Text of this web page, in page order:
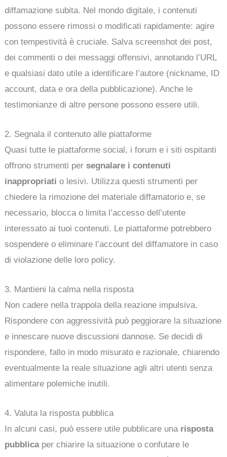
diffamazione subita. Nel mondo digitale, i contenuti
possono essere rimossi o modificati rapidamente: agire
con tempestività è cruciale. Salva screenshot dei post,
dei commenti o dei messaggi offensivi, annotando l’URL
e qualsiasi dato utile a identificare l’autore (nickname, ID
account, data e ora della pubblicazione). Anche le
testimonianze di altre persone possono essere utili.
2. Segnala il contenuto alle piattaforme
Quasi tutte le piattaforme social, i forum e i siti ospitanti
offrono strumenti persegnalare i contenuti
inappropriati o lesivi. Utilizza questi strumenti per
chiedere la rimozione del materiale diffamatorio e, se
necessario, blocca o limita l’accesso dell’utente
interessato ai tuoi contenuti. Le piattaforme potrebbero
sospendere o eliminare l’account del diffamatore in caso
di violazione delle loro policy.
3. Mantieni la calma nella risposta
Non cadere nella trappola della reazione impulsiva.
Rispondere con aggressività può peggiorare la situazione
e innescare nuove discussioni dannose. Se decidi di
rispondere, fallo in modo misurato e razionale, chiarendo
eventualmente la reale situazione agli altri utenti senza
alimentare polemiche inutili.
4. Valuta la risposta pubblica
In alcuni casi, può essere utile pubblicare una risposta
pubblicaper chiarire la situazione o confutare le